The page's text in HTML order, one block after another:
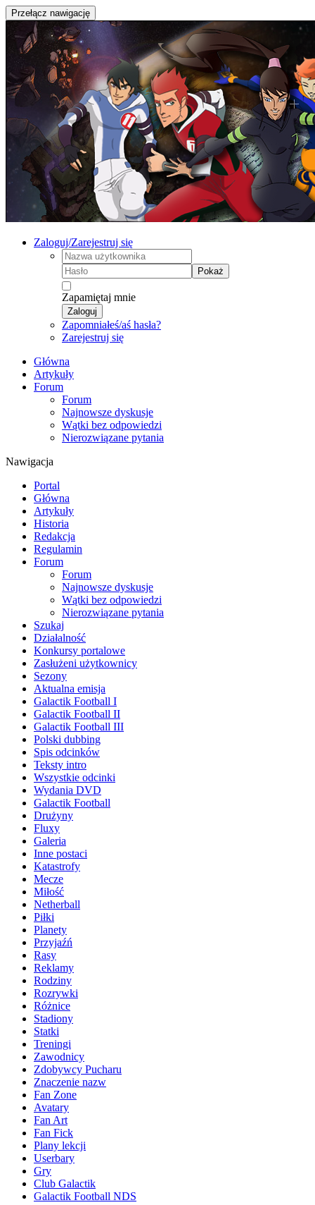
Przełącz nawigację
Zaloguj/Zarejestruj się
Pokaż
Zapamiętaj mnie
Zaloguj
Zapomniałeś/aś hasła?
Zarejestruj się
Główna
Artykuły
Forum
Forum
Najnowsze dyskusje
Wątki bez odpowiedzi
Nierozwiązane pytania
Nawigacja
Portal
Główna
Artykuły
Historia
Redakcja
Regulamin
Forum
Forum
Najnowsze dyskusje
Wątki bez odpowiedzi
Nierozwiązane pytania
Szukaj
Działalność
Konkursy portalowe
Zasłużeni użytkownicy
Sezony
Aktualna emisja
Galactik Football I
Galactik Football II
Galactik Football III
Polski dubbing
Spis odcinków
Teksty intro
Wszystkie odcinki
Wydania DVD
Galactik Football
Drużyny
Fluxy
Galeria
Inne postaci
Katastrofy
Mecze
Miłość
Netherball
Piłki
Planety
Przyjaźń
Rasy
Reklamy
Rodziny
Rozrywki
Różnice
Stadiony
Statki
Treningi
Zawodnicy
Zdobywcy Pucharu
Znaczenie nazw
Fan Zone
Avatary
Fan Art
Fan Fick
Plany lekcji
Userbary
Gry
Club Galactik
Galactik Football NDS